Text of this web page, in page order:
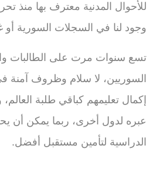
للأحوال المدنية معترف بها منذ
وجود لنا في السجلات السورية أو
تسع سنوات مرت على الطالبات
السوريين، لا سلام وظروف آمنة
إكمال تعليمهم كباقي طلبة العالم،
عبره لدول أخرى، ربما يمكن أن
الدراسية لتأمين مستقبل أفضل.